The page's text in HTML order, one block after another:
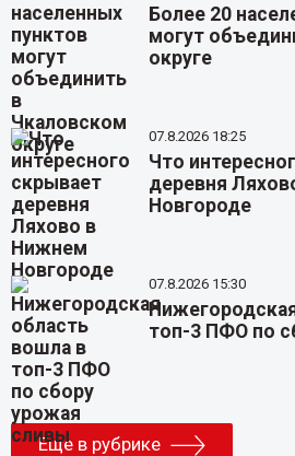
Более 20
могут
округе
07.8.2026 18:25
Что
деревня
Новгороде
07.8.2026 15:30
топ-3 ПФО по
Еще в рубрике